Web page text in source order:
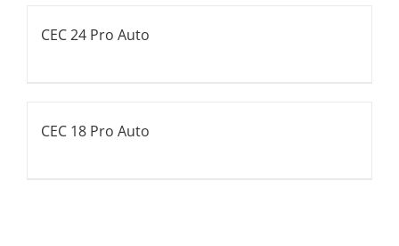
CEC 24 Pro Auto
CEC 18 Pro Auto